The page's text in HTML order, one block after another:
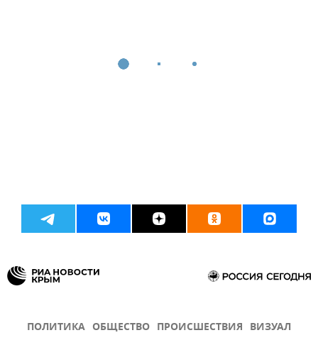
ПОЛИТИКА ОБЩЕСТВО ПРОИСШЕСТВИЯ ВИЗУАЛ